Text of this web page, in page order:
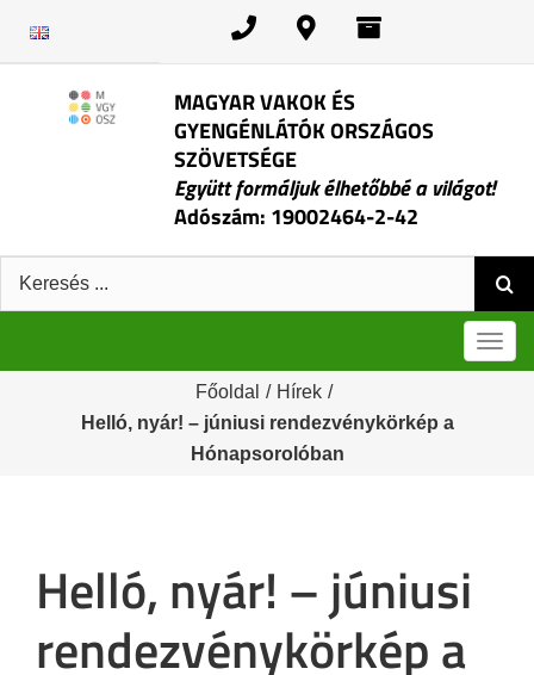
MAGYAR VAKOK ÉS
GYENGÉNLÁTÓK ORSZÁGOS
SZÖVETSÉGE
Együtt formáljuk élhetőbbé a világot!
Adószám: 19002464-2-42
Keresés:
Főoldal / Hírek /
Helló, nyár! – júniusi rendezvénykörkép a
Hónapsorolóban
Helló, nyár! – júniusi
rendezvénykörkép a